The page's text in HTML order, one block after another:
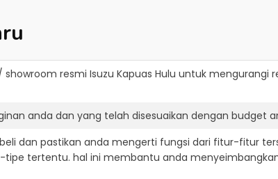
showroom resmi Isuzu Kapuas Hulu untuk mengurangi
anda dan yang telah disesuaikan dengan budget
dan pastikan anda mengerti fungsi dari fitur-fitur
tertentu. hal ini membantu anda